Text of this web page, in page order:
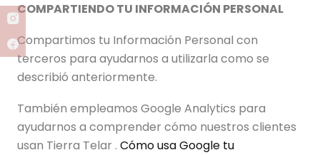
COMPARTIENDO TU INFORMACIÓN PERSONAL
Compartimos tu Información Personal con
terceros para ayudarnos a utilizarla como se
describió anteriormente.
También empleamos Google Analytics para
ayudarnos a comprender cómo nuestros clientes
usan Tierra Telar . Cómo usa Google tu